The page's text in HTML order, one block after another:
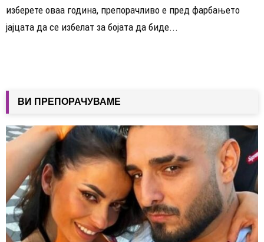
изберете оваа година, препорачливо е пред фарбањето
јајцата да се избелат за бојата да биде...
ВИ ПРЕПОРАЧУВАМЕ